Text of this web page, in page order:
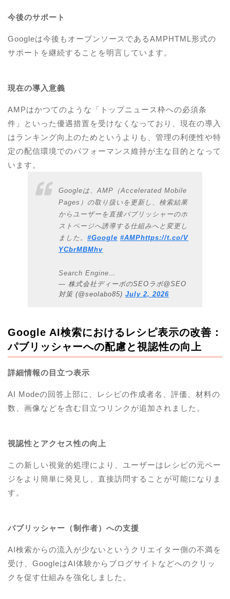
今後のサポート
Googleは今後もオープンソースであるAMPHTML形式の
サポートを継続することを明言しています。
現在の導入意義
AMPはかつてのような「トップニュース枠への必須条
件」といった優遇措置を受けなくなっており、現在の導入
はランキング向上のためというよりも、管理の利便性や特
定の配信環境でのパフォーマンス維持が主な目的となって
います。
Googleは、AMP（Accelerated Mobile
Pages）の取り扱いを更新し、検索結果
からユーザーを直接パブリッシャーのホ
ストページへ誘導する仕組みへと変更し
ました。 #Google #AMPhttps://t.co/V
YCbrMBMhv
Search Engine…
— 株式会社ディーボのSEOラボ@SEO
対策 (@seolabo85) July 2, 2026
Google AI検索におけるレシピ表示の改善：
パブリッシャーへの配慮と視認性の向上
詳細情報の目立つ表示
AI Modeの回答上部に、レシピの作成者名、評価、材料の
数、画像などを含む目立つリンクが追加されました。
視認性とアクセス性の向上
この新しい視覚的処理により、ユーザーはレシピの元ペー
ジをより簡単に発見し、直接訪問することが可能になりま
す。
パブリッシャー（制作者）への支援
AI検索からの流入が少ないというクリエイター側の不満を
受け、GoogleはAI体験からブログサイトなどへのクリッ
クを促す仕組みを強化しました。